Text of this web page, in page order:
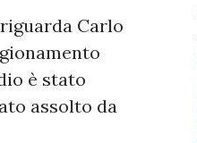
Carlo
è stato
assolto da